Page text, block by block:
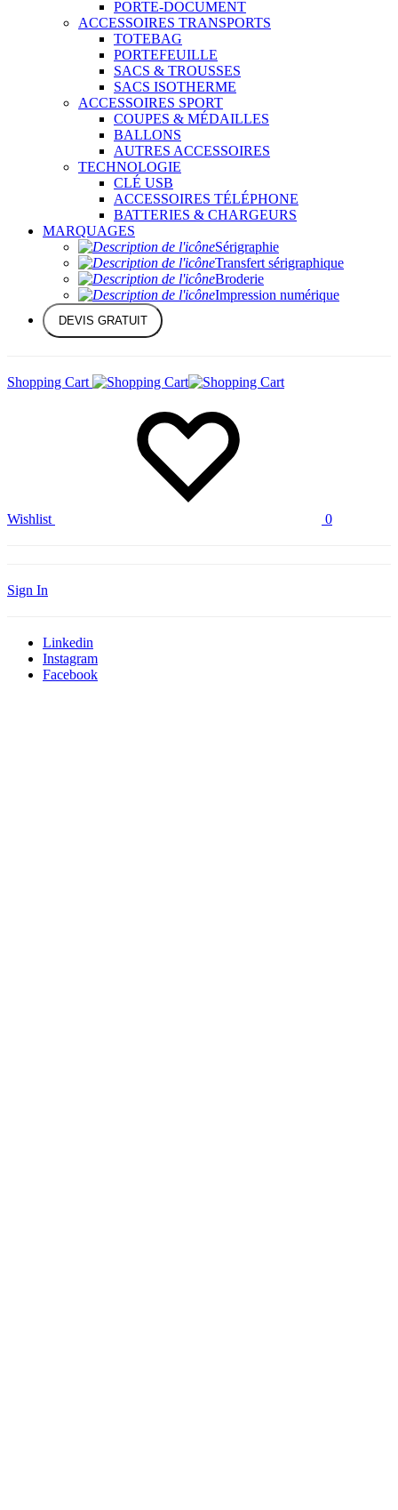
PORTE-DOCUMENT
ACCESSOIRES TRANSPORTS
TOTEBAG
PORTEFEUILLE
SACS & TROUSSES
SACS ISOTHERME
ACCESSOIRES SPORT
COUPES & MÉDAILLES
BALLONS
AUTRES ACCESSOIRES
TECHNOLOGIE
CLÉ USB
ACCESSOIRES TÉLÉPHONE
BATTERIES & CHARGEURS
MARQUAGES
Sérigraphie
Transfert sérigraphique
Broderie
Impression numérique
DEVIS GRATUIT
Shopping Cart
Wishlist 0
Sign In
Linkedin
Instagram
Facebook